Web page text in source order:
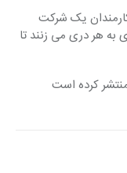
یک شرکت
به هر دری می زنند تا
کرده است